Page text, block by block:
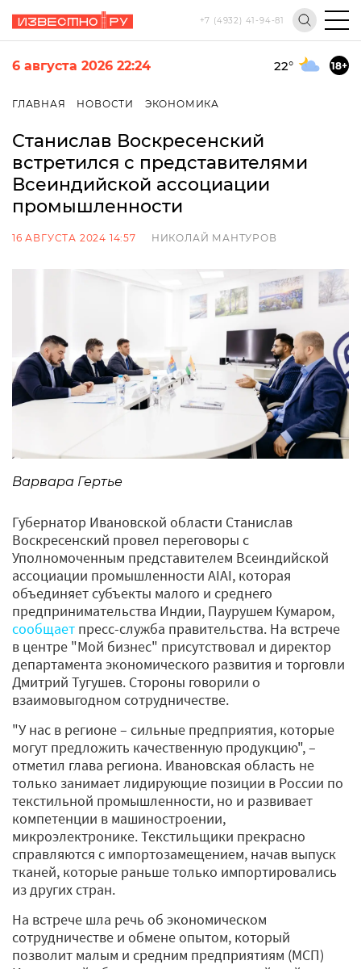
+7 (4932) 41-94-81
6 августа 2026 22:24 22° 18+
ГЛАВНАЯ НОВОСТИ ЭКОНОМИКА
Станислав Воскресенский
встретился с представителями
Всеиндийской ассоциации
промышленности
16 АВГУСТА 2024 14:57 НИКОЛАЙ МАНТУРОВ
Варвара Гертье
Губернатор Ивановской области Станислав
Воскресенский провел переговоры с
Уполномоченным представителем Всеиндийской
ассоциации промышленности AIAI, которая
объединяет субъекты малого и среднего
предпринимательства Индии, Паурушем Кумаром,
сообщает пресс-служба правительства. На встрече
в центре "Мой бизнес" присутствовал и директор
департамента экономического развития и торговли
Дмитрий Тугушев. Стороны говорили о
взаимовыгодном сотрудничестве.
"У нас в регионе – сильные предприятия, которые
могут предложить качественную продукцию", –
отметил глава региона. Ивановская область не
только занимает лидирующие позиции в России по
текстильной промышленности, но и развивает
компетенции в машиностроении,
микроэлектронике. Текстильщики прекрасно
справляются с импортозамещением, начав выпуск
тканей, которые раньше только импортировались
из других стран.
На встрече шла речь об экономическом
сотрудничестве и обмене опытом, который
позволит малым и средним предприятиям (МСП)